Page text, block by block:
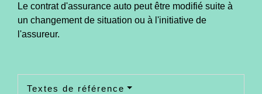
Le contrat d'assurance auto peut être modifié suite à
un changement de situation ou à l'initiative de
l'assureur.
Textes de référence